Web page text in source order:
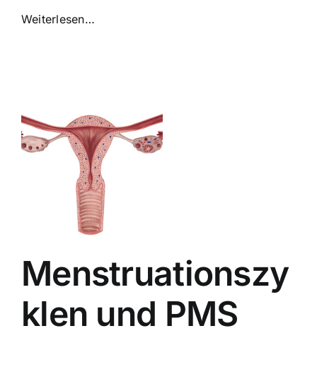
Weiterlesen…
Menstruationszy
klen und PMS